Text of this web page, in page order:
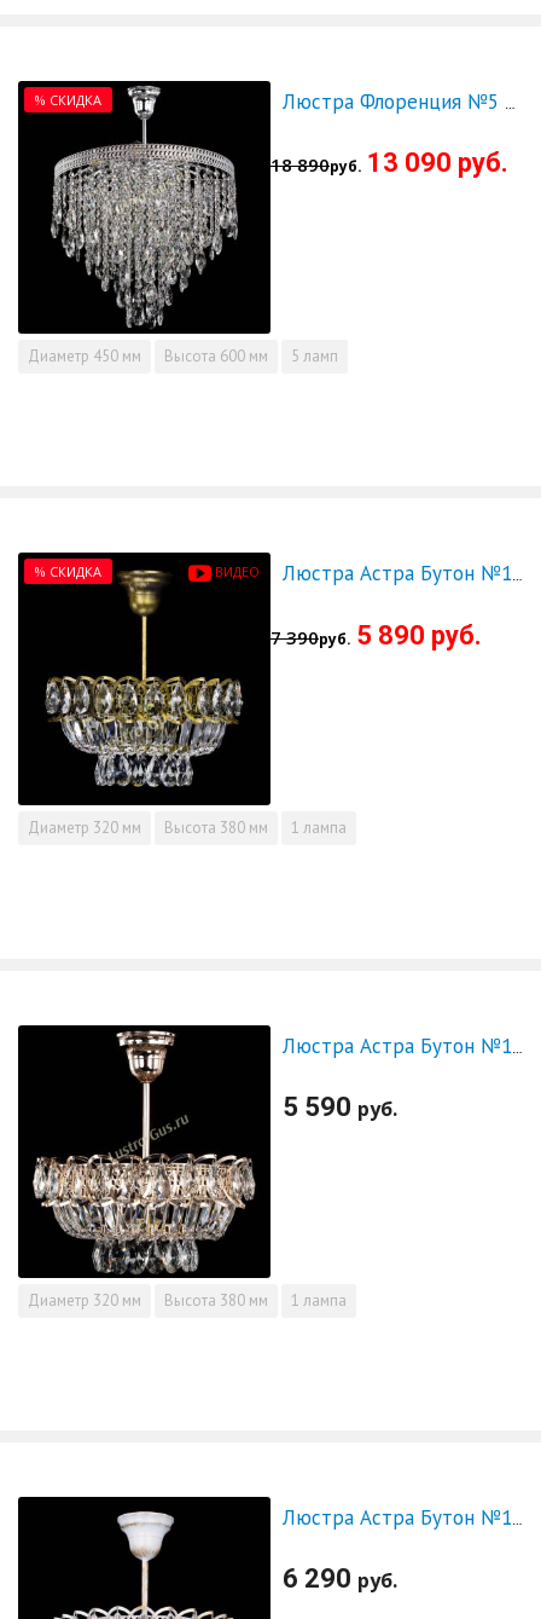
% СКИДКА Люстра Флоренция №5 пирамида журавлики - СКИДКА!!!
18 890руб. 13 090 руб.
Диаметр 450 мм Высота 600 мм 5 ламп
% СКИДКА ВИДЕО Люстра Астра Бутон №1 с подвесом под бронзу
7 390руб. 5 890 руб.
Диаметр 320 мм Высота 380 мм 1 лампа
5 590 руб.
Диаметр 320 мм Высота 380 мм 1 лампа
6 290 руб.